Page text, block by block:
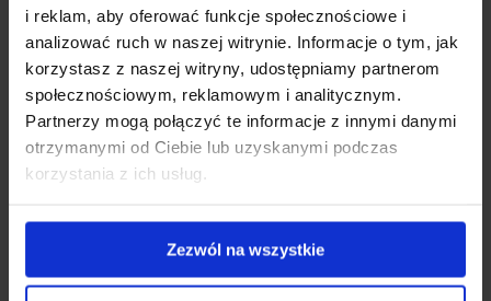
i reklam, aby oferować funkcje społecznościowe i
analizować ruch w naszej witrynie. Informacje o tym, jak
korzystasz z naszej witryny, udostępniamy partnerom
społecznościowym, reklamowym i analitycznym.
Partnerzy mogą połączyć te informacje z innymi danymi
otrzymanymi od Ciebie lub uzyskanymi podczas
korzystania z ich usług.
Zezwól na wszystkie
ul. Żółkiewskiego 32
87-100 Toruń